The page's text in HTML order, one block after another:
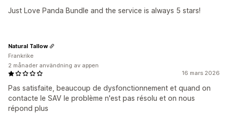
Just Love Panda Bundle and the service is always 5 stars!
16 mars 2026
Pas satisfaite, beaucoup de dysfonctionnement et quand on
contacte le SAV le problème n'est pas résolu et on nous
répond plus
Natural Tallow
Frankrike
2 månader användning av appen